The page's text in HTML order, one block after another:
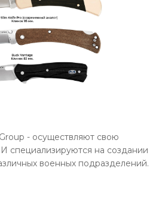
- осуществляют свою
И специализируются на создании
военных подразделений.